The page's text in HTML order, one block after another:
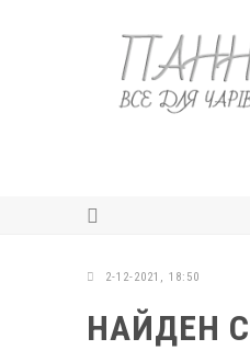
2-12-2021, 18:50
НАЙДЕН